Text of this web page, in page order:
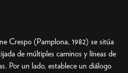
Crespo (Pamplona, 1982) se sitúa
de múltiples caminos y líneas de
Por un lado, establece un diálogo